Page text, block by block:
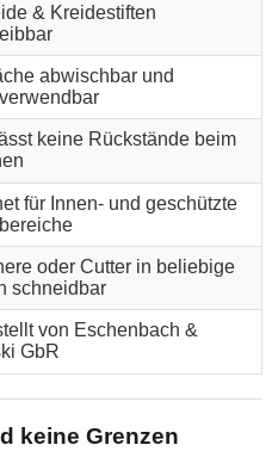
& Kreidestiften
abwischbar und
keine Rückstände beim
für Innen- und geschützte
oder Cutter in beliebige
schneidbar
von Eschenbach &
GbR
keine Grenzen